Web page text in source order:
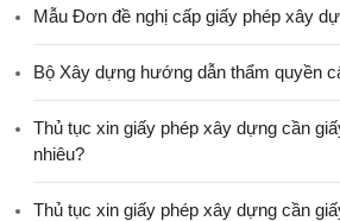
Mẫu Đơn đề nghị cấp giấy phép xây
Bộ Xây dựng hướng dẫn thẩm quyền
Thủ tục xin giấy phép xây dựng cần
nhiêu?
Thủ tục xin giấy phép xây dựng cần